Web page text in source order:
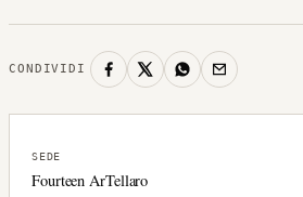
CONDIVIDI
SEDE
Fourteen ArTellaro